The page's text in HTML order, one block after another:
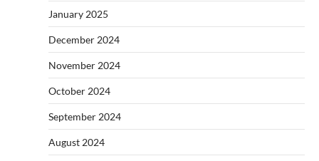
January 2025
December 2024
November 2024
October 2024
September 2024
August 2024